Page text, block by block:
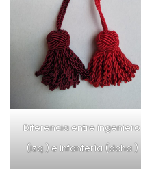
Diferencia entre ingeniero
(izq.) e infantería (dcha.)